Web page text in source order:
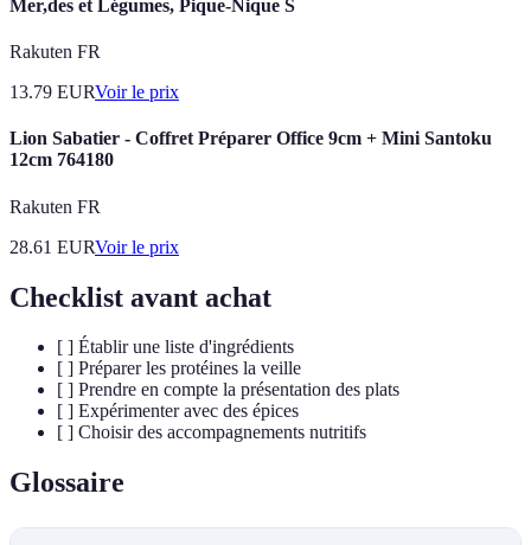
Mer,des et Légumes, Pique-Nique S
Rakuten FR
13.79 EURVoir le prix
Lion Sabatier - Coffret Préparer Office 9cm + Mini Santoku
12cm 764180
Rakuten FR
28.61 EURVoir le prix
Checklist avant achat
[ ] Établir une liste d'ingrédients
[ ] Préparer les protéines la veille
[ ] Prendre en compte la présentation des plats
[ ] Expérimenter avec des épices
[ ] Choisir des accompagnements nutritifs
Glossaire